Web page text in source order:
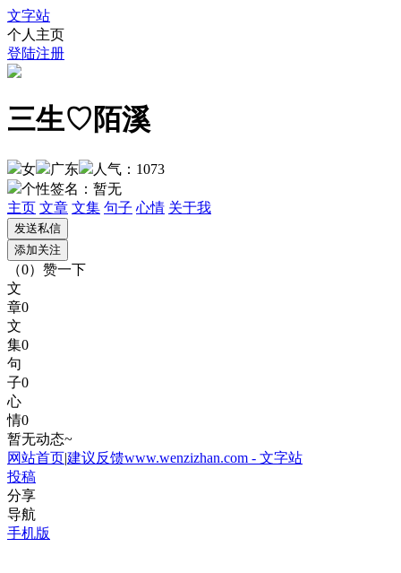
文字站
个人主页
登陆注册
三生♡陌溪
女 广东
人气：1073
个性签名： 暂无
主页 文章 文集 句子 心情 关于我
（0） 赞一下
文
章0
文
集0
句
子0
心
情0
暂无动态~
网站首页|建议反馈www.wenzizhan.com - 文字站
投稿
分享
导航
手机版